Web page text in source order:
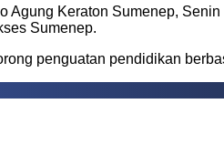
Keraton Sumenep,
Sumenep.
penguatan pendidikan